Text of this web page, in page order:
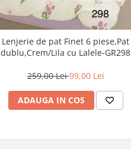
Lenjerie de pat Finet 6 piese,Pat
dublu,Crem/Lila cu Lalele-GR298
259,00 Lei99,00 Lei
ADAUGA IN COS